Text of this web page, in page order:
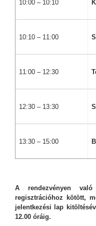
10:00 – 10:10
10:10 – 11:00
11:00 – 12:30
12:30 – 13:30
13:30 – 15:00
A rendezvényen való
regisztrációhoz kötött,
jelentkezési lap
12.00 óráig.